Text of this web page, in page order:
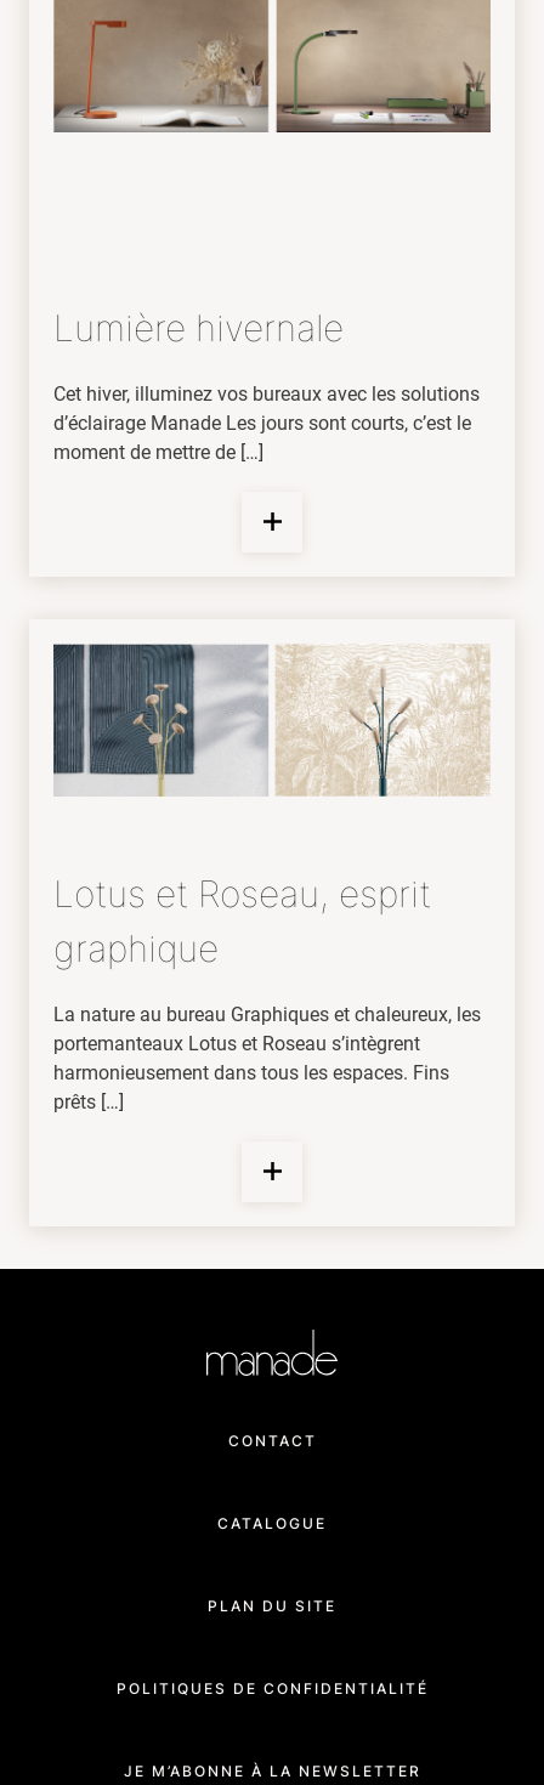
Lumière hivernale
Cet hiver, illuminez vos bureaux avec les solutions
d’éclairage Manade Les jours sont courts, c’est le
moment de mettre de […]
Lotus et Roseau, esprit
graphique
La nature au bureau Graphiques et chaleureux, les
portemanteaux Lotus et Roseau s’intègrent
harmonieusement dans tous les espaces. Fins
prêts […]
CONTACT
CATALOGUE
PLAN DU SITE
POLITIQUES DE CONFIDENTIALITÉ
JE M’ABONNE À LA NEWSLETTER